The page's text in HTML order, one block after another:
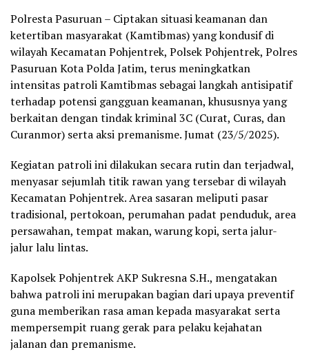
Polresta Pasuruan – Ciptakan situasi keamanan dan
ketertiban masyarakat (Kamtibmas) yang kondusif di
wilayah Kecamatan Pohjentrek, Polsek Pohjentrek, Polres
Pasuruan Kota Polda Jatim, terus meningkatkan
intensitas patroli Kamtibmas sebagai langkah antisipatif
terhadap potensi gangguan keamanan, khususnya yang
berkaitan dengan tindak kriminal 3C (Curat, Curas, dan
Curanmor) serta aksi premanisme. Jumat (23/5/2025).
Kegiatan patroli ini dilakukan secara rutin dan terjadwal,
menyasar sejumlah titik rawan yang tersebar di wilayah
Kecamatan Pohjentrek. Area sasaran meliputi pasar
tradisional, pertokoan, perumahan padat penduduk, area
persawahan, tempat makan, warung kopi, serta jalur-
jalur lalu lintas.
Kapolsek Pohjentrek AKP Sukresna S.H., mengatakan
bahwa patroli ini merupakan bagian dari upaya preventif
guna memberikan rasa aman kepada masyarakat serta
mempersempit ruang gerak para pelaku kejahatan
jalanan dan premanisme.